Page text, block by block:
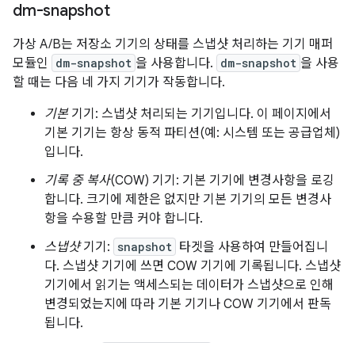
dm-snapshot
가상 A/B는 저장소 기기의 상태를 스냅샷 처리하는 기기 매퍼
모듈인
dm-snapshot 을 사용합니다. dm-snapshot 을 사용
할 때는 다음 네 가지 기기가 작동합니다.
기본 기기: 스냅샷 처리되는 기기입니다. 이 페이지에서
기본 기기는 항상 동적 파티션(예: 시스템 또는 공급업체)
입니다.
기록 중 복사(COW) 기기: 기본 기기에 변경사항을 로깅
합니다. 크기에 제한은 없지만 기본 기기의 모든 변경사
항을 수용할 만큼 커야 합니다.
스냅샷기기: snapshot 타겟을 사용하여 만들어집니
다. 스냅샷 기기에 쓰면 COW 기기에 기록됩니다. 스냅샷
기기에서 읽기는 액세스되는 데이터가 스냅샷으로 인해
변경되었는지에 따라 기본 기기나 COW 기기에서 판독
됩니다.